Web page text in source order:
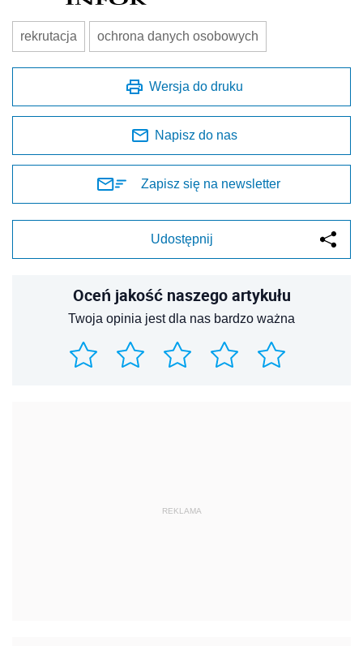
rekrutacja ochrona danych osobowych
Wersja do druku
Napisz do nas
Zapisz się na newsletter
Udostępnij
Oceń jakość naszego artykułu
Twoja opinia jest dla nas bardzo ważna
REKLAMA